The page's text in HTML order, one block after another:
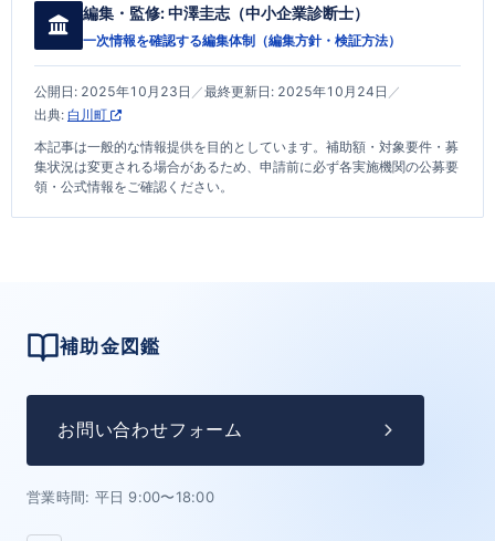
編集・監修:中澤圭志 （中小企業診断士）
一次情報を確認する編集体制（編集方針・検証方法）
公開日: 2025年10月23日 ／最終更新日: 2025年10月24日 ／
出典: 白川町
本記事は一般的な情報提供を目的としています。補助額・対象要件・募
集状況は変更される場合があるため、申請前に必ず各実施機関の公募要
領・公式情報をご確認ください。
補助金図鑑
お問い合わせフォーム
営業時間: 平日 9:00〜18:00